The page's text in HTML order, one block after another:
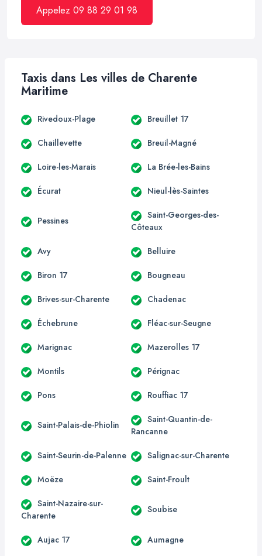
Appelez 09 88 29 01 98
Taxis dans Les villes de Charente
Maritime
Rivedoux-Plage Breuillet 17
Chaillevette Breuil-Magné
Loire-les-Marais La Brée-les-Bains
Écurat Nieul-lès-Saintes
Pessines
Saint-Georges-des-
Côteaux
Avy Belluire
Biron 17 Bougneau
Brives-sur-Charente Chadenac
Échebrune Fléac-sur-Seugne
Marignac Mazerolles 17
Montils Pérignac
Pons Rouffiac 17
Saint-Palais-de-Phiolin
Saint-Quantin-de-
Rancanne
Saint-Seurin-de-Palenne Salignac-sur-Charente
Moëze Saint-Froult
Saint-Nazaire-sur-
Charente
Soubise
Aujac 17 Aumagne